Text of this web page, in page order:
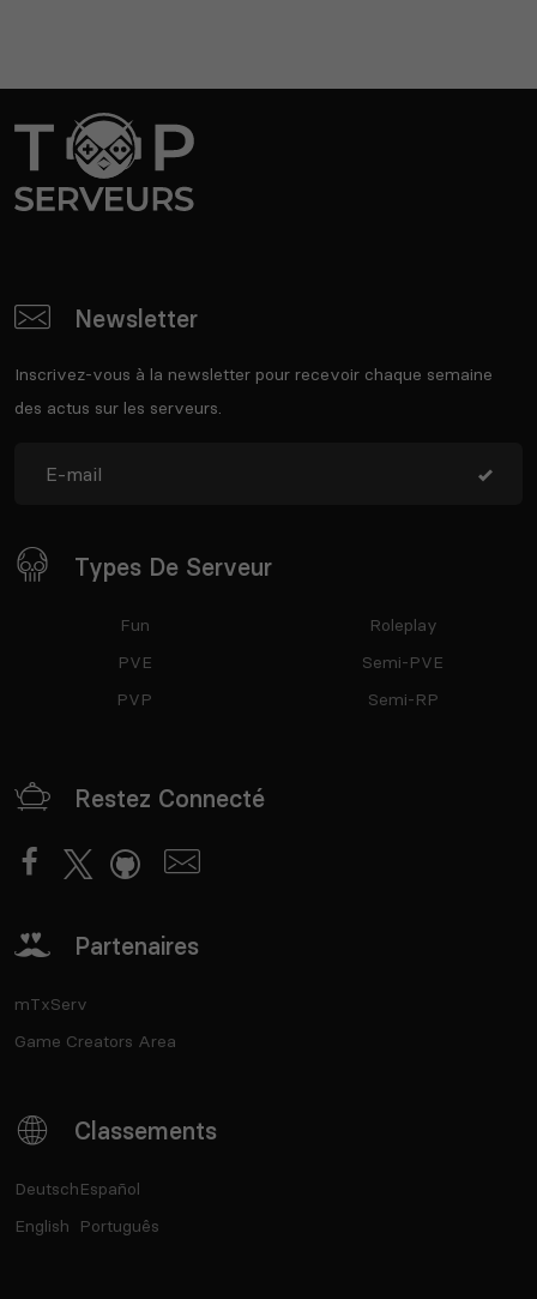
Newsletter
Inscrivez-vous à la newsletter pour recevoir chaque semaine
des actus sur les serveurs.
Types De Serveur
Fun
PVE
PVP
Roleplay
Semi-PVE
Semi-RP
Restez Connecté
Partenaires
mTxServ
Game Creators Area
Classements
Deutsch
English
Español
Português